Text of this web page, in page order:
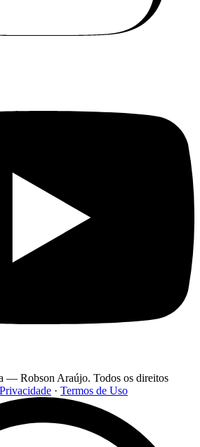
— Robson Araújo. Todos os direitos
· Termos de Uso